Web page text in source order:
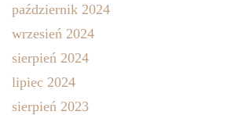
październik 2024
wrzesień 2024
sierpień 2024
lipiec 2024
sierpień 2023